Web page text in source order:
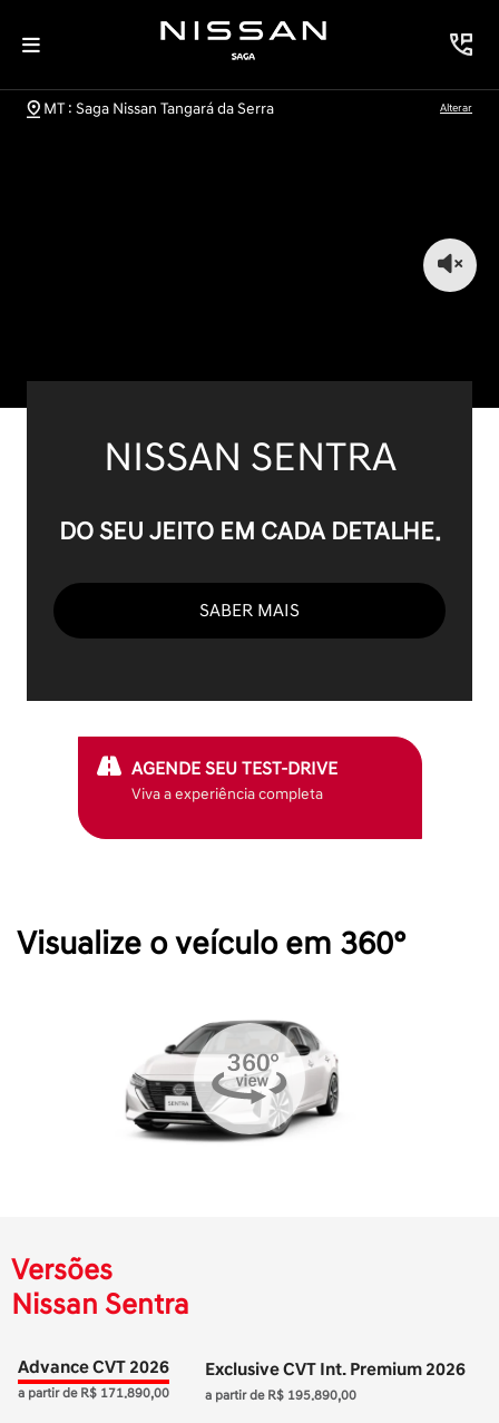
MT : Saga Nissan Tangará da Serra Alterar
NISSAN SENTRA
DO SEU JEITO EM CADA DETALHE.
SABER MAIS
AGENDE SEU TEST-DRIVE
Viva a experiência completa
Visualize o veículo em 360°
Versões
Nissan Sentra
Advance CVT 2026
a partir de R$ 171.890,00
Exclusive CVT Int. Premium 2026
a partir de R$ 195.890,00